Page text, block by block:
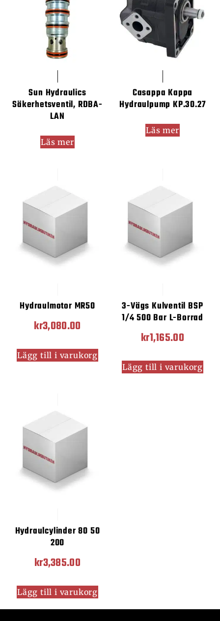
Sun Hydraulics
Säkerhetsventil, RDBA-
LAN
Läs mer
Casappa Kappa
Hydraulpump KP.30.27
Läs mer
Hydraulmotor MR50
kr3,080.00
Lägg till i varukorg
3-Vägs Kulventil BSP
1/4 500 Bar L-Borrad
kr1,165.00
Lägg till i varukorg
Hydraulcylinder 80 50
200
kr3,385.00
Lägg till i varukorg